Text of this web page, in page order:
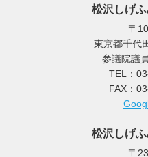
松沢しげ
〒
東京都千代
参議院議
TEL：
FAX：
松沢しげ
〒